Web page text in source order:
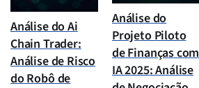
Análise do Ai
Chain Trader:
Análise de Risco
do Robô de
Análise do
Projeto Piloto
de Finanças com
IA 2025: Análise